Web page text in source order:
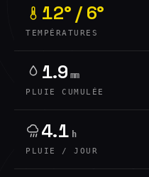
12° / 6°
TEMPÉRATURES
1.9 mm
PLUIE CUMULÉE
4.1 h
PLUIE / JOUR